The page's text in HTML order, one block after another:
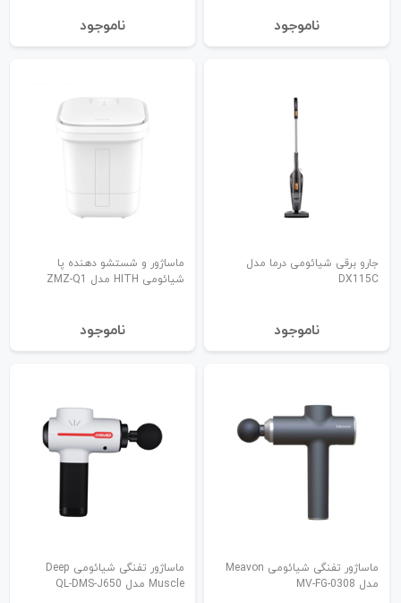
نا‌موجود نا‌موجود
جارو برقی شیائومی درما مدل
DX115C
نا‌موجود
ماساژور و شستشو دهنده پا
شیائومی HITH مدل ZMZ-Q1
نا‌موجود
ماساژور تفنگی شیائومی Meavon
مدل MV-FG-0308
ماساژور تفنگی شیائومی Deep
Muscle مدل QL-DMS-J650